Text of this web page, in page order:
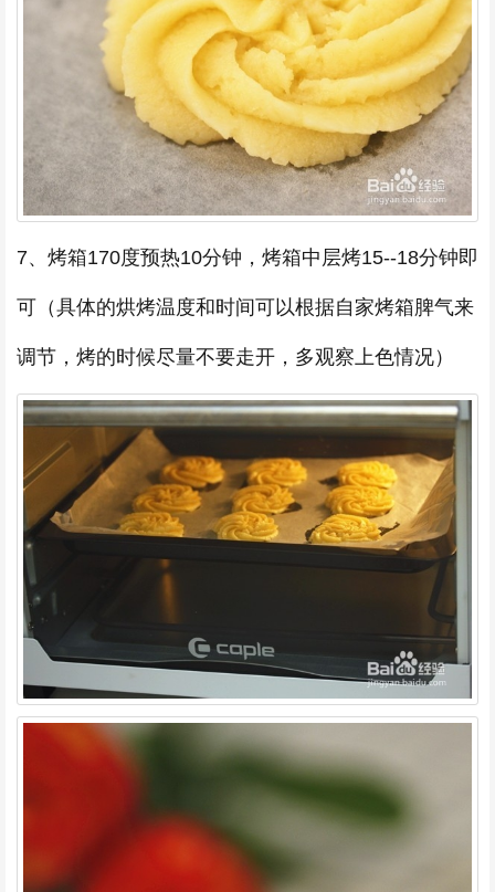
7、烤箱170度预热10分钟，烤箱中层烤15--18分钟即
可（具体的烘烤温度和时间可以根据自家烤箱脾气来
调节，烤的时候尽量不要走开，多观察上色情况）